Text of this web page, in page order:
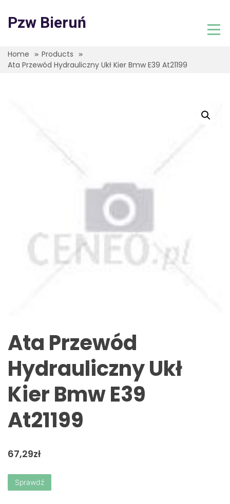
content
Pzw Bieruń
Home
Products
Ata Przewód Hydrauliczny Ukł Kier Bmw E39 At21199
Ata Przewód
Hydrauliczny Ukł
Kier Bmw E39
At21199
67,29zł
Sprawdź